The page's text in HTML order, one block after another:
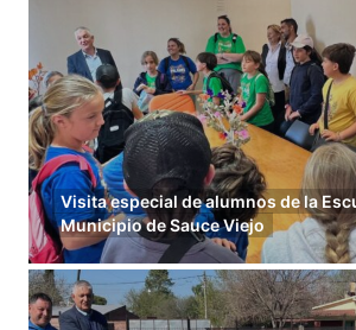
Visita especial de alumnos de la
Municipio de Sauce Viejo